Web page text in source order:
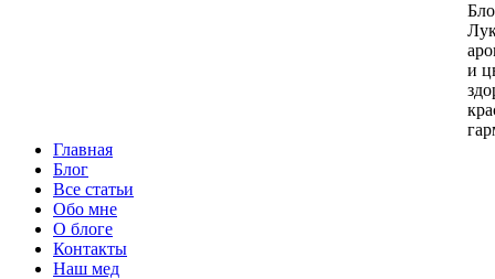
и
Главная
Блог
Все статьи
Обо мне
О блоге
Контакты
Наш мед